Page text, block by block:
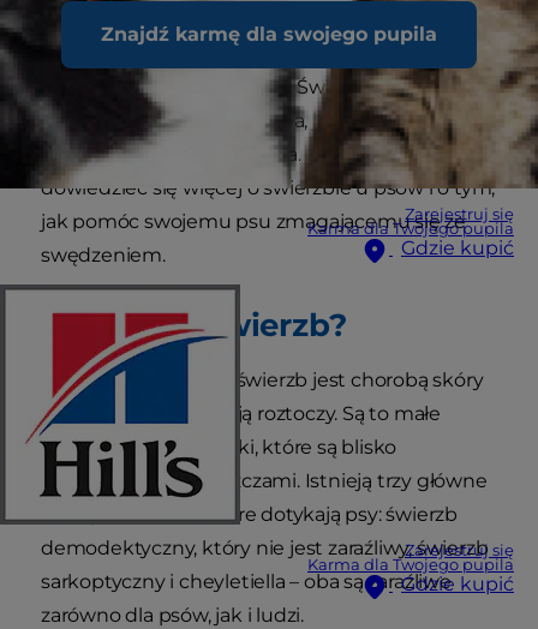
Znajdź karmę dla swojego pupila
Zarejestruj się
Karma dla Twojego pupila
Gdzie kupić
Zarejestruj się
Karma dla Twojego pupila
Gdzie kupić
swędzenie psa może odpowiadać wiele
schorzeń, ważne jest, aby zapoznać się z faktami
na temat świerzbu u psów. Świerzb jest chorobą,
która, choć zwykle uleczalna, jest czasami
zaraźliwa i może być groźna. Czytaj dalej, aby
dowiedzieć się więcej o świerzbie u psów i o tym,
jak pomóc swojemu psu zmagającemu się ze
swędzeniem.
Czym jest świerzb?
Ogólnie rzecz biorąc, świerzb jest chorobą skóry
spowodowaną inwazją roztoczy. Są to małe
pasożytnicze pajęczaki, które są blisko
spokrewnione z kleszczami. Istnieją trzy główne
rodzaje świerzbu, które dotykają psy: świerzb
demodektyczny, który nie jest zaraźliwy, świerzb
sarkoptyczny i cheyletiella – oba są zaraźliwe
zarówno dla psów, jak i ludzi.